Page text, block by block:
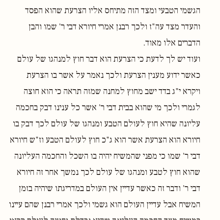
הגשמי הטבעי ומצד הזה מתיחס אליו הצרעת שהוא הפסד
והעדר מצד עה"ז ולכך רבנן אמרי חיורא דבי ר' שמו והבן
הדברים אלו מאוד.
ועוד יש לך לדעת כי הצרעת הוא דבר חוץ למנהגו של עולם
כאשר ידוע מענין הצרעת ולכך נאמר על אשר בו הצרעת
ויקרא י"ג בדד ישב מחוץ למחנה שמזה תראה כי הוא חוצה
לגמרי ולכך מי שהוא בבית דבי ר' אשר כל ענינו דבק בחכמה
עליונה שהיא חוץ לעולם הטבע ומנהגו של עולם לכך דבק בו
חיורא הוא הצרעת אשר הוא ג"כ חוץ לעולם הטבע וז"ש חיורא
דבי ר' שמו כי מפני שהמשיח יהיה בו השכל והחכמה העליונה
שהוא חוץ לטבע ומנהגו של עולם לכך נמשך אחר זה חיורא
דבי ר' ודבר זה כאשר עדיין אין העולם במדריגתו שיהיה בזמן
המשיח אבל עדיין העולם הוא גשמי ולכך אמרי רבנן שהם עיינו